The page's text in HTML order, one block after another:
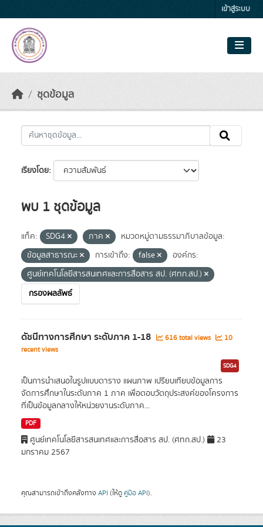
เข้าสู่ระบบ
ชุดข้อมูล
เรียงโดย
พบ 1 ชุดข้อมูล
แท็ค: SDG4 ภาค
หมวดหมู่ตามธรรมาภิบาลข้อมูล:
ข้อมูลสาธารณะ
การเข้าถึง: false
องค์กร:
ศูนย์เทคโนโลยีสารสนเทศและการสื่อสาร สป. (ศทก.สป.)
กรองผลลัพธ์
ดัชนีทางการศึกษา ระดับภาค 1-18 616 total views
10
recent views
SDG4
เป็นการนำเสนอในรูปแบบตาราง แผนภาพ เปรียบเทียบข้อมูลการ
จัดการศึกษาในระดับภาค 1 ภาค เพื่อตอบวัตถุประสงค์ของโครงการ
ที่เป็นข้อมูลกลางให้หน่วยงานระดับภาค...
PDF
ศูนย์เทคโนโลยีสารสนเทศและการสื่อสาร สป. (ศทก.สป.)
23
มกราคม 2567
คุณสามารถเข้าถึงคลังทาง API (ให้ดู คู่มือ API).